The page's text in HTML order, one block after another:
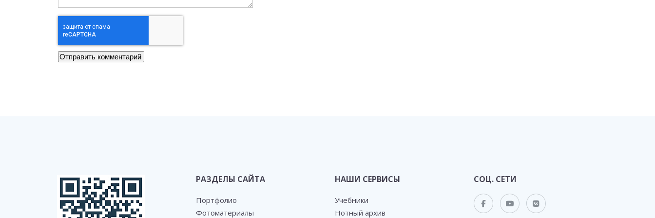
РАЗДЕЛЫ САЙТА
Портфолио
Фотоматериалы
НАШИ СЕРВИСЫ
Учебники
Нотный архив
СОЦ. СЕТИ